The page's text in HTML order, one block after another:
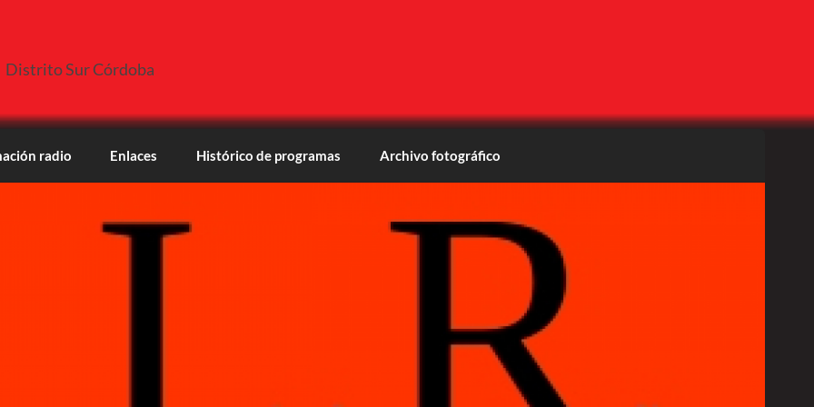
Distrito Sur Córdoba
radio Enlaces Histórico de programas Archivo fotográfico